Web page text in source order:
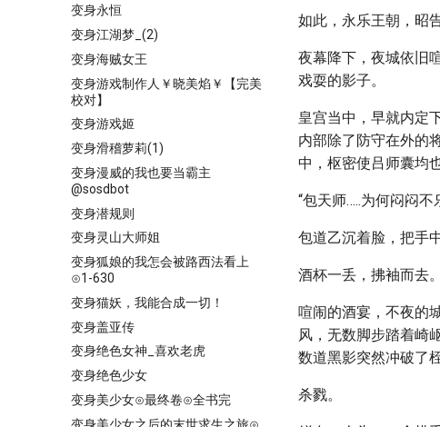
变身永恒
变身江湖梦_(2)
变身海贼女王
变身游戏制作人￥晓美焰￥【完美
校对】
变身游戏姬
变身滑稽萝莉(1)
变身漫威的我也要当霸主
@sosdbot
变身潜规则
变身灵山大师姐
变身狐娘的我怎会被路西法看上
⊙1-630
变身猫妖，我能合成一切！
变身盖亚传
变身绝色女神_喜欢老虎
变身绝色少女
变身美少女⊙最终卷⊙全书完
变身美少女之后的末世求生之旅⊙
如此，永乐王朝，昭
夜幕降下，夜城依旧
戏耍的影子。
皇宫当中，早就内定
内部除了防守在外的
中，枢密使吕师囊均
“包天师…..为何闷闷不
包道乙沉着脸，把手
酒杯一丢，拂袖而去。
喧闹的酒宴，不夜的
风，无数脚步踏着崎
数道黑影突然冲破了
杀戮。